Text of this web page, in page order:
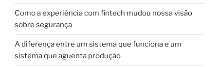
Como a experiência com fintech mudou nossa visão
sobre segurança
A diferença entre um sistema que funciona e um
sistema que aguenta produção